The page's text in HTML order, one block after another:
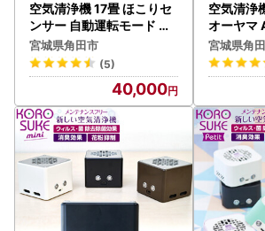
空気清浄機 17畳 ほこりセ
ンサー 自動運転モード ア
イリスオーヤマ MSAP-A
C100-W ホワイト ｜ 空気
清浄機
宮城県角田市
(5)
40,000
空気清浄
オーヤ
ホワイト
宮城県角